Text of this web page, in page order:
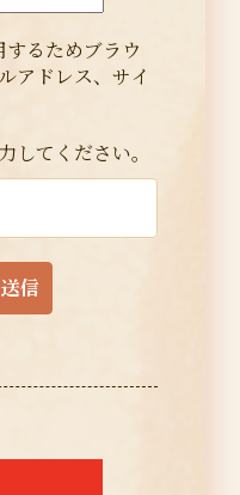
るためブラウ
アドレス、サイ
してください。